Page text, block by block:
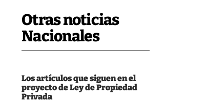
Otras noticias
Nacionales
Los artículos que siguen en el
proyecto de Ley de Propiedad
Privada